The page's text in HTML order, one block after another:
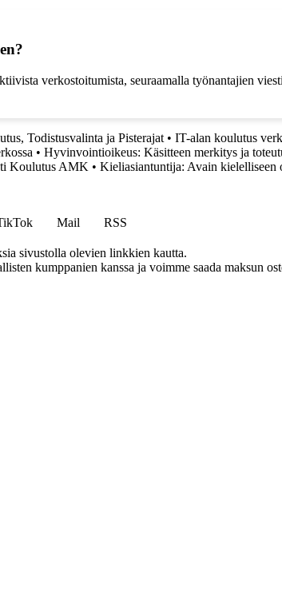
verkostoitumista, seuraamalla työnantajien
Todistusvalinta ja Pisterajat • IT-alan koulutus
• Hyvinvointioikeus: Käsitteen merkitys ja
Koulutus AMK • Kieliasiantuntija: Avain kielelliseen
Mail
RSS
sivustolla olevien linkkien kautta.
kumppanien kanssa ja voimme saada maksun